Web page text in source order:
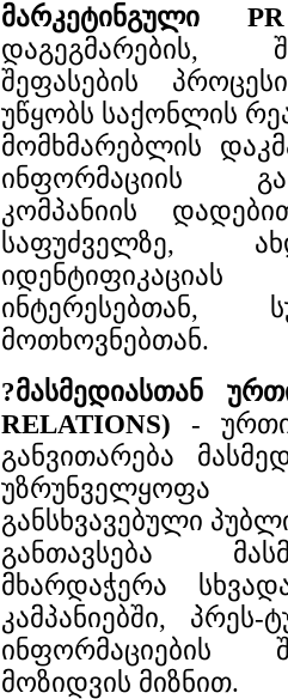
მარკეტინგული
დაგეგმარების,
შეფასების
უწყობს საქონლის
მომხმარებლის
ინფორმაციის
კომპანიის
საფუძველზე,
ინტერესებთან,
მოთხოვნებთან.
?მასმედიასთან
RELATIONS) -
განვითარება
უზრუნველყოფა
განსხვავებული
განთავსება
მხარდაჭერა
კამპანიებში, პრეს-
ინფორმაციების
მოზიდვის მიზნით.